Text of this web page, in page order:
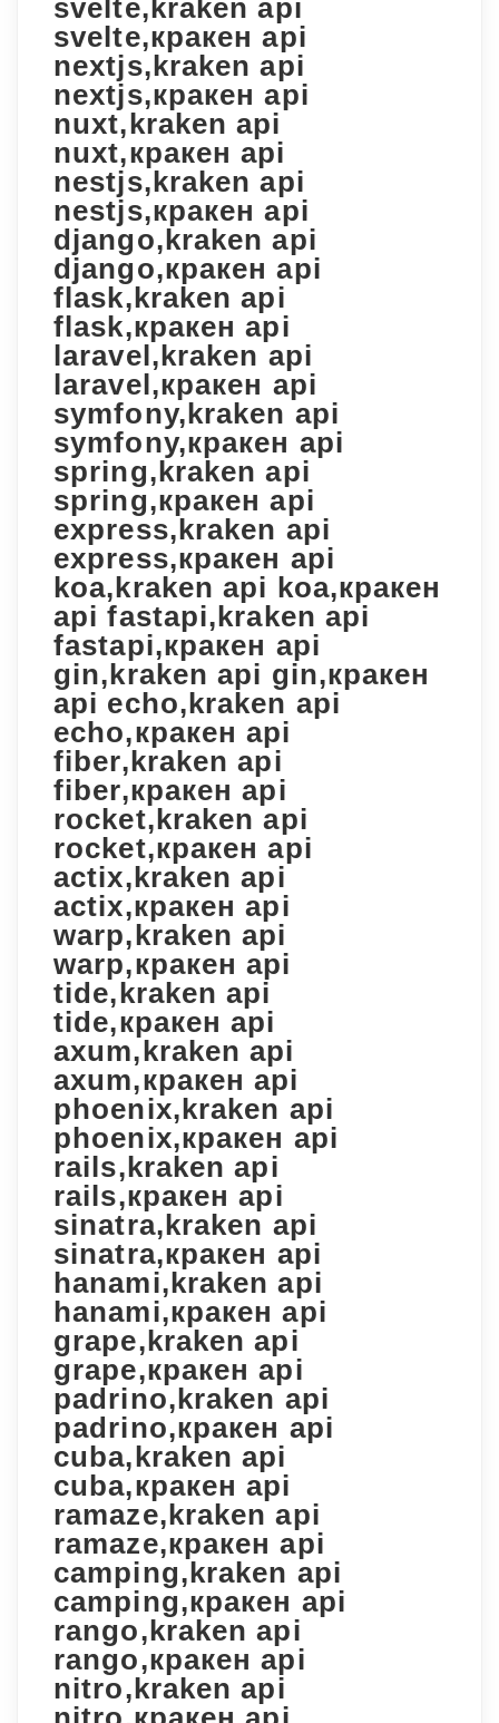
svelte,kraken api
svelte,кракен api
nextjs,kraken api
nextjs,кракен api
nuxt,kraken api
nuxt,кракен api
nestjs,kraken api
nestjs,кракен api
django,kraken api
django,кракен api
flask,kraken api
flask,кракен api
laravel,kraken api
laravel,кракен api
symfony,kraken api
symfony,кракен api
spring,kraken api
spring,кракен api
express,kraken api
express,кракен api
koa,kraken api koa,кракен
api fastapi,kraken api
fastapi,кракен api
gin,kraken api gin,кракен
api echo,kraken api
echo,кракен api
fiber,kraken api
fiber,кракен api
rocket,kraken api
rocket,кракен api
actix,kraken api
actix,кракен api
warp,kraken api
warp,кракен api
tide,kraken api
tide,кракен api
axum,kraken api
axum,кракен api
phoenix,kraken api
phoenix,кракен api
rails,kraken api
rails,кракен api
sinatra,kraken api
sinatra,кракен api
hanami,kraken api
hanami,кракен api
grape,kraken api
grape,кракен api
padrino,kraken api
padrino,кракен api
cuba,kraken api
cuba,кракен api
ramaze,kraken api
ramaze,кракен api
camping,kraken api
camping,кракен api
rango,kraken api
rango,кракен api
nitro,kraken api